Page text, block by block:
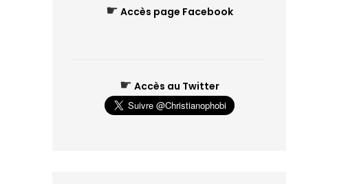
☛ Accès page Facebook
☛ Accès au Twitter